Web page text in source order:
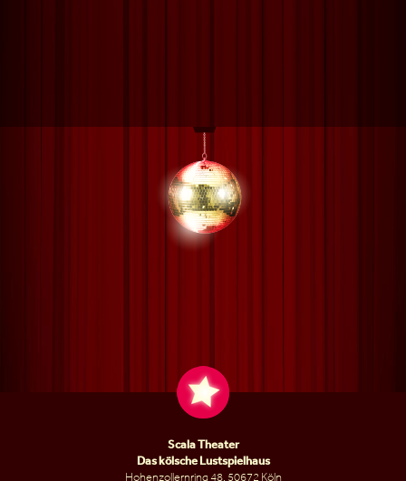
Scala Theater
Das kölsche Lustspielhaus
Hohenzollernring 48, 50672 Köln